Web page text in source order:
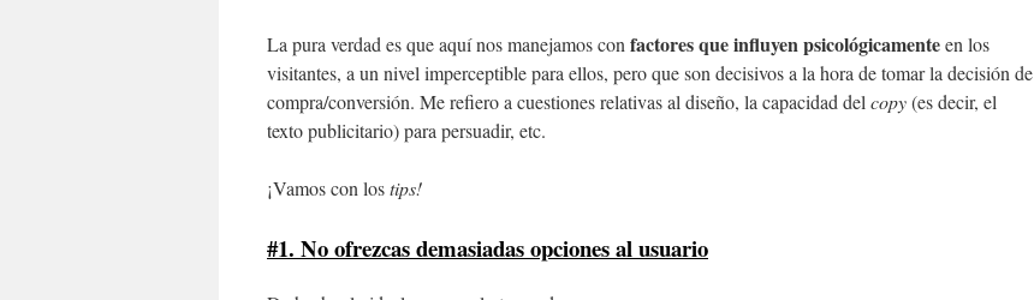
La pura verdad es que aquí nos manejamos con factores que influyen psicológicamenteen los
visitantes, a un nivel imperceptible para ellos, pero que son decisivos a la hora de tomar la decisión de
compra/conversión. Me refiero a cuestiones relativas al diseño, la capacidad del copy(es decir, el
texto publicitario) para persuadir, etc.
¡Vamos con lostips!
#1. No ofrezcas demasiadas opciones al usuario